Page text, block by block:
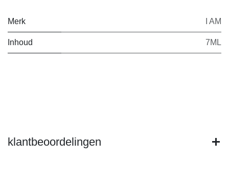
Merk I AM
Inhoud 7ML
klantbeoordelingen